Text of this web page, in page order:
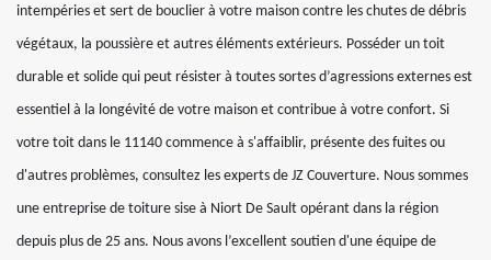
intempéries et sert de bouclier à votre maison contre les chutes de débris
végétaux, la poussière et autres éléments extérieurs. Posséder un toit
durable et solide qui peut résister à toutes sortes d’agressions externes est
essentiel à la longévité de votre maison et contribue à votre confort. Si
votre toit dans le 11140 commence à s'affaiblir, présente des fuites ou
d'autres problèmes, consultez les experts de JZ Couverture. Nous sommes
une entreprise de toiture sise à Niort De Sault opérant dans la région
depuis plus de 25 ans. Nous avons l’excellent soutien d'une équipe de